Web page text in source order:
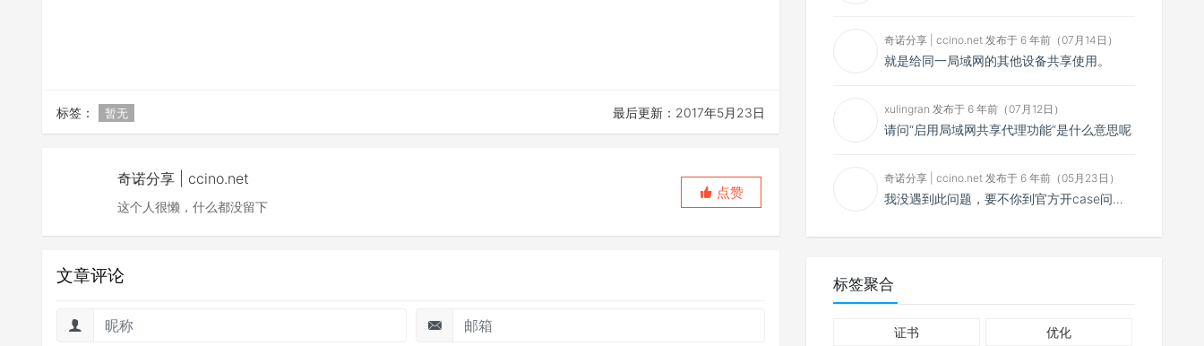
标签： 暂无 最后更新：2017年5月23日
奇诺分享 | ccino.net
这个人很懒，什么都没留下
点赞
文章评论
奇诺分享 | ccino.net 发布于 6 年前（07月14日）
就是给同一局域网的其他设备共享使用。
xulingran 发布于 6 年前（07月12日）
请问“启用局域网共享代理功能”是什么意思呢
奇诺分享 | ccino.net 发布于 6 年前（05月23日）
我没遇到此问题，要不你到官方开case问问看？
标签聚合
证书 优化